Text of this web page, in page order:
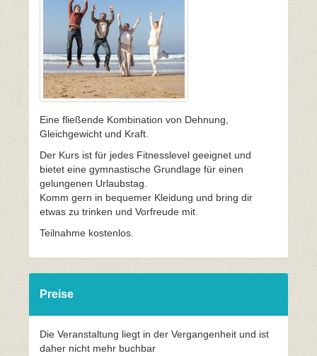
Eine fließende Kombination von Dehnung,
Gleichgewicht und Kraft.
Der Kurs ist für jedes Fitnesslevel geeignet und
bietet eine gymnastische Grundlage für einen
gelungenen Urlaubstag.
Komm gern in bequemer Kleidung und bring dir
etwas zu trinken und Vorfreude mit.
Teilnahme kostenlos.
Preise
Die Veranstaltung liegt in der Vergangenheit und ist
daher nicht mehr buchbar